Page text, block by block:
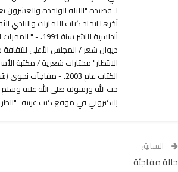
آخرها اتحاد كتاب الامارات
إليكتروني في موقع كتب عربية -
السابق
حالة مفاجئة